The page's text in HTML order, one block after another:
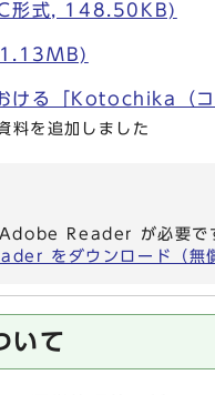
形式, 148.50KB)
1.13MB)
ける「Kotochika（
を追加しました
Reader が必要で
をダウンロード（無
いて